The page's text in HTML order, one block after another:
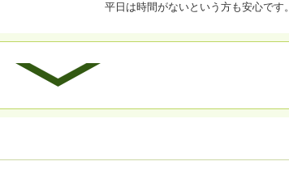
平日は時間がないという方も安心です。